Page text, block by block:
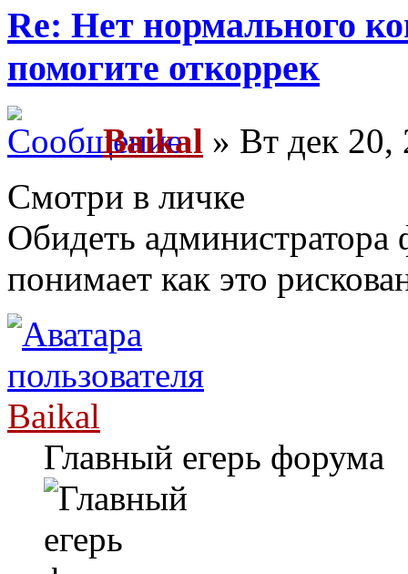
Re: Нет нормального
помогите откоррек
Baikal » Вт дек 20,
Смотри в личке
Обидеть
понимает как это
Baikal
Главный егерь форума